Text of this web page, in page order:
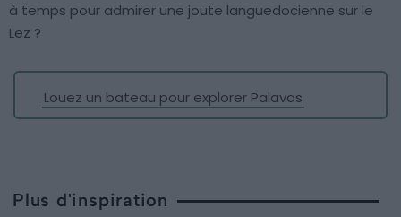
à temps pour admirer une joute languedocienne sur le
Lez ?
Louez un bateau pour explorer Palavas
Plus d'inspiration